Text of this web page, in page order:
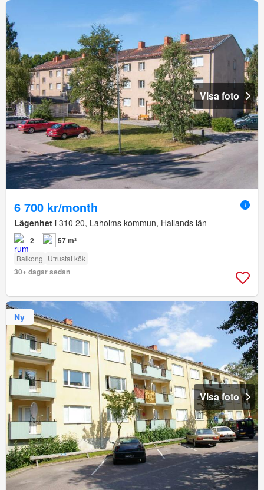
Visa foto
6 700 kr/month
Lägenhet i 310 20, Laholms kommun, Hallands län
2 57 m²
Balkong Utrustat kök
30+ dagar sedan
Ny
Visa foto